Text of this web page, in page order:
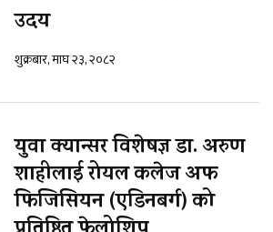
उदय
शुक्रबार, माघ २३, २०८२
युवा क्यान्सर विशेषज्ञ डा. अरुण
शाहीलाई रोयल कलेज अफ
फिजिसियन (एडिनबर्ग) को